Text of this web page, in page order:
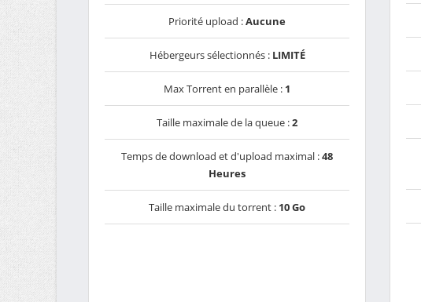
Priorité upload :Aucune
Hébergeurs sélectionnés : LIMITÉ
Max Torrent en parallèle : 1
Taille maximale de la queue :2
Temps de download et d'upload maximal :48
Heures
Taille maximale du torrent : 10 Go